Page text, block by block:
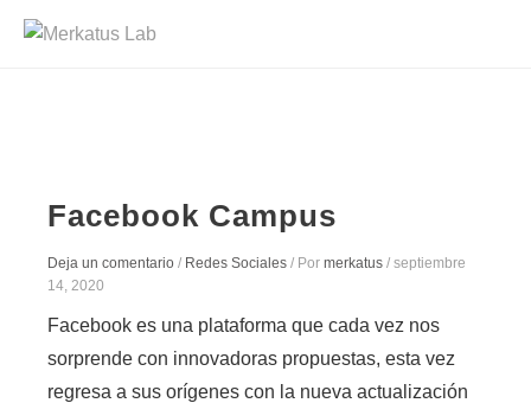
Facebook Campus
Deja un comentario / Redes Sociales / Por merkatus / septiembre
14, 2020
Facebook es una plataforma que cada vez nos
sorprende con innovadoras propuestas, esta vez
regresa a sus orígenes con la nueva actualización